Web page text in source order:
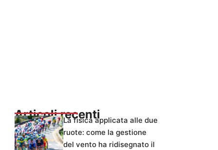
Articoli recentiLa fisica applicata alle due
ruote: come la gestione
del vento ha ridisegnato il